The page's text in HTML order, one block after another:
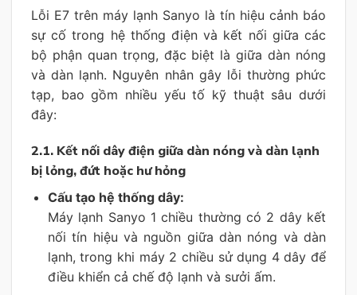
Lỗi E7 trên máy lạnh Sanyo là tín hiệu cảnh báo
sự cố trong hệ thống điện và kết nối giữa các
bộ phận quan trọng, đặc biệt là giữa dàn nóng
và dàn lạnh. Nguyên nhân gây lỗi thường phức
tạp, bao gồm nhiều yếu tố kỹ thuật sâu dưới
đây:
2.1. Kết nối dây điện giữa dàn nóng và dàn lạnh
bị lỏng, đứt hoặc hư hỏng
Cấu tạo hệ thống dây:
Máy lạnh Sanyo 1 chiều thường có 2 dây kết
nối tín hiệu và nguồn giữa dàn nóng và dàn
lạnh, trong khi máy 2 chiều sử dụng 4 dây để
điều khiển cả chế độ lạnh và sưởi ấm.